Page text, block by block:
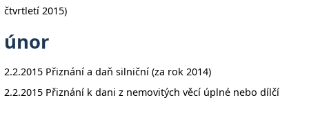
čtvrtletí 2015)
únor
2.2.2015 Přiznání a daň silniční (za rok 2014)
2.2.2015 Přiznání k dani z nemovitých věcí úplné nebo dílčí